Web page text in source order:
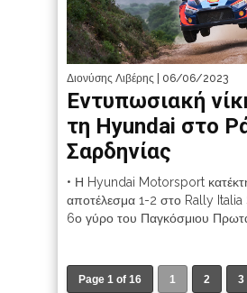
Διονύσης Λιβέρης | 06/06/2023
Εντυπωσιακή
τη Hyundai στο
Σαρδηνίας
• Η Hyundai Motorsport
αποτέλεσμα 1-2 στο Rally Italia
6ο γύρο του Παγκόσμιου
Page 1 of 16 1 2 3